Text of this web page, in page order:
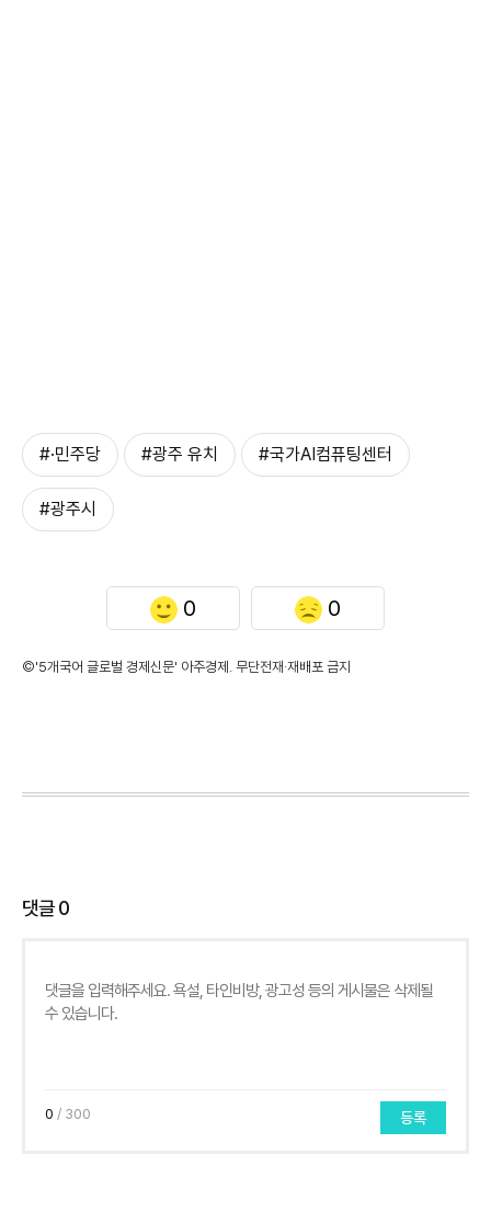
#·민주당 #광주 유치 #국가AI컴퓨팅센터
#광주시
0 0
©'5개국어 글로벌 경제신문' 아주경제. 무단전재·재배포 금지
댓글0
0 / 300 등록